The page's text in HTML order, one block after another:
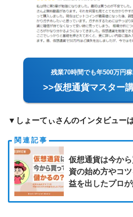
残業70時間でも年500万円
>>仮想通貨マスター
▼しょーてぃさんのインタビュー
仮想通貨は今か
資の始め方やコ
益を出したプロ